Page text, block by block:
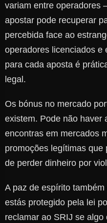
variam entre operadores
apostar pode recuperar
percebida face ao
operadores licenciados e
para cada aposta é
legal.
Os bónus no mercado
existem. Pode não haver
encontras em mercados
promoções legítimas
de perder dinheiro por
A paz de espírito
estás protegido pela lei
reclamar ao SRIJ se